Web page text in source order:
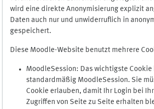
wird eine direkte Anonymisierung explizit
Daten auch nur und unwiderruflich in
gespeichert.
Diese Moodle-Website benutzt mehrere
MoodleSession: Das wichtigste
standardmäßig MoodleSession. Sie
Cookie erlauben, damit Ihr Login bei
Zugriffen von Seite zu Seite erhalten